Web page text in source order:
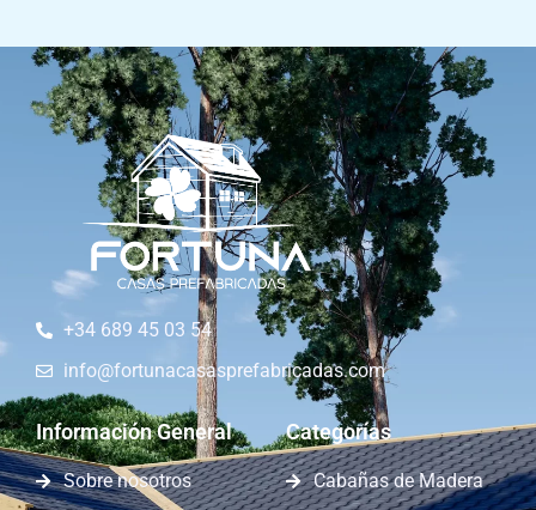
+34 689 45 03 54
info@fortunacasasprefabricadas.com
Información General
Sobre nosotros
Categorías
Cabañas de Madera